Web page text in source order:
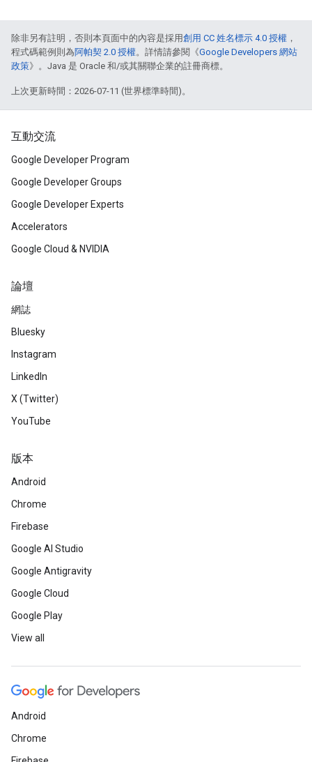
除非另有註明，否則本頁面中的內容是採用創用 CC 姓名標示 4.0 授權 ，
程式碼範例則為阿帕契 2.0 授權。詳情請參閱《Google Developers 網站
政策》。Java 是 Oracle 和/或其關聯企業的註冊商標。
上次更新時間：2026-07-11 (世界標準時間)。
互動交流
Google Developer Program
Google Developer Groups
Google Developer Experts
Accelerators
Google Cloud & NVIDIA
論壇
網誌
Bluesky
Instagram
LinkedIn
X (Twitter)
YouTube
版本
Android
Chrome
Firebase
Google AI Studio
Google Antigravity
Google Cloud
Google Play
View all
Android
Chrome